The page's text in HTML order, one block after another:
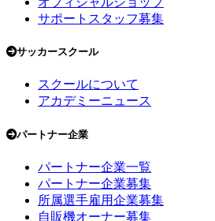
サポートスタッフ募集
サッカースクール
スクールについて
アカデミーニュース
パートナー企業
パートナー企業一覧
パートナー企業募集
所属選手雇用企業募集
自販機オーナー募集